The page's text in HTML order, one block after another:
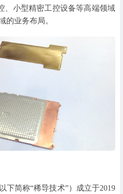
、小型精密工控设备等高端领域
的业务布局。
下简称“稀导技术”）成立于2019